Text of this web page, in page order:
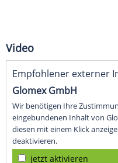
Video
Empfohlener externer
Glomex GmbH
Wir benötigen Ihre
eingebundenen Inhalt von
diesen mit einem Klick
deaktivieren.
jetzt aktivieren